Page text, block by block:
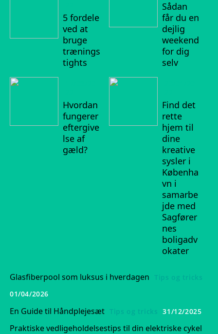
5 fordele
ved at
bruge
trænings
tights
Hvordan
fungerer
eftergive
lse af
gæld?
Sådan
får du en
dejlig
weekend
for dig
selv
Find det
rette
hjem til
dine
kreative
sysler i
Københa
vn i
samarbe
jde med
Sagfører
nes
boligadv
okater
Glasfiberpool som luksus i hverdagen
Tips og tricks
01/04/2026
En Guide til Håndplejesæt Tips og tricks 31/12/2025
Praktiske vedligeholdelsestips til din elektriske cykel